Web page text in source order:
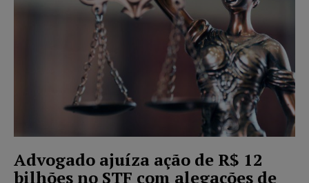
Advogado ajuíza ação de R$ 12
bilhões no STF com alegações de